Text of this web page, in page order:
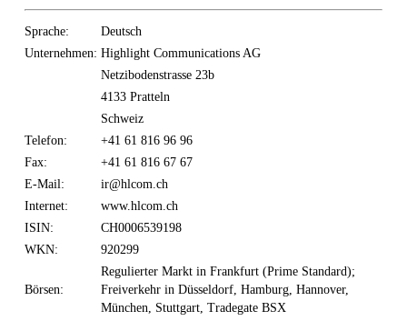
Sprache:
Deutsch
Unternehmen: Highlight Communications AG
Netzibodenstrasse 23b
4133 Pratteln
Schweiz
Telefon:
+41 61 816 96 96
Fax:
+41 61 816 67 67
E-Mail:
ir@hlcom.ch
Internet:
www.hlcom.ch
ISIN:
CH0006539198
WKN:
920299
Börsen:
Regulierter Markt in Frankfurt (Prime Standard);
Freiverkehr in Düsseldorf, Hamburg, Hannover,
München, Stuttgart, Tradegate BSX